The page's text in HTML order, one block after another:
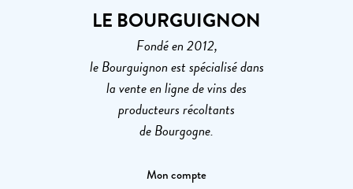
LE BOURGUIGNON
Fondé en 2012,
le Bourguignon est spécialisé dans
la vente en ligne de vins des
producteurs récoltants
de Bourgogne.
Mon compte